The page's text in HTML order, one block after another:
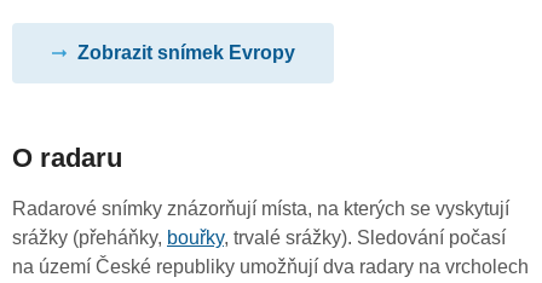
Zobrazit snímek Evropy
O radaru
Radarové snímky znázorňují místa, na kterých se vyskytují
srážky (přeháňky, bouřky, trvalé srážky). Sledování počasí
na území České republiky umožňují dva radary na vrcholech